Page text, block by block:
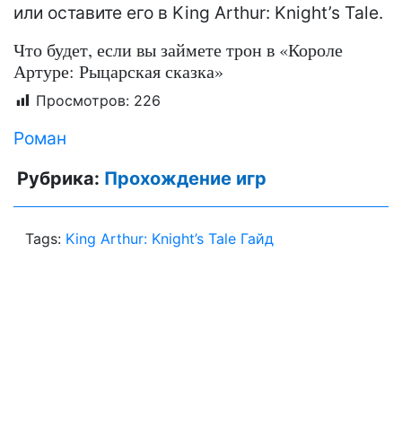
или оставите его в King Arthur: Knight’s Tale.
Что будет, если вы займете трон в «Короле
Артуре: Рыцарская сказка»
Просмотров: 226
Роман
Рубрика: Прохождение игр
Tags: King Arthur: Knight’s Tale Гайд